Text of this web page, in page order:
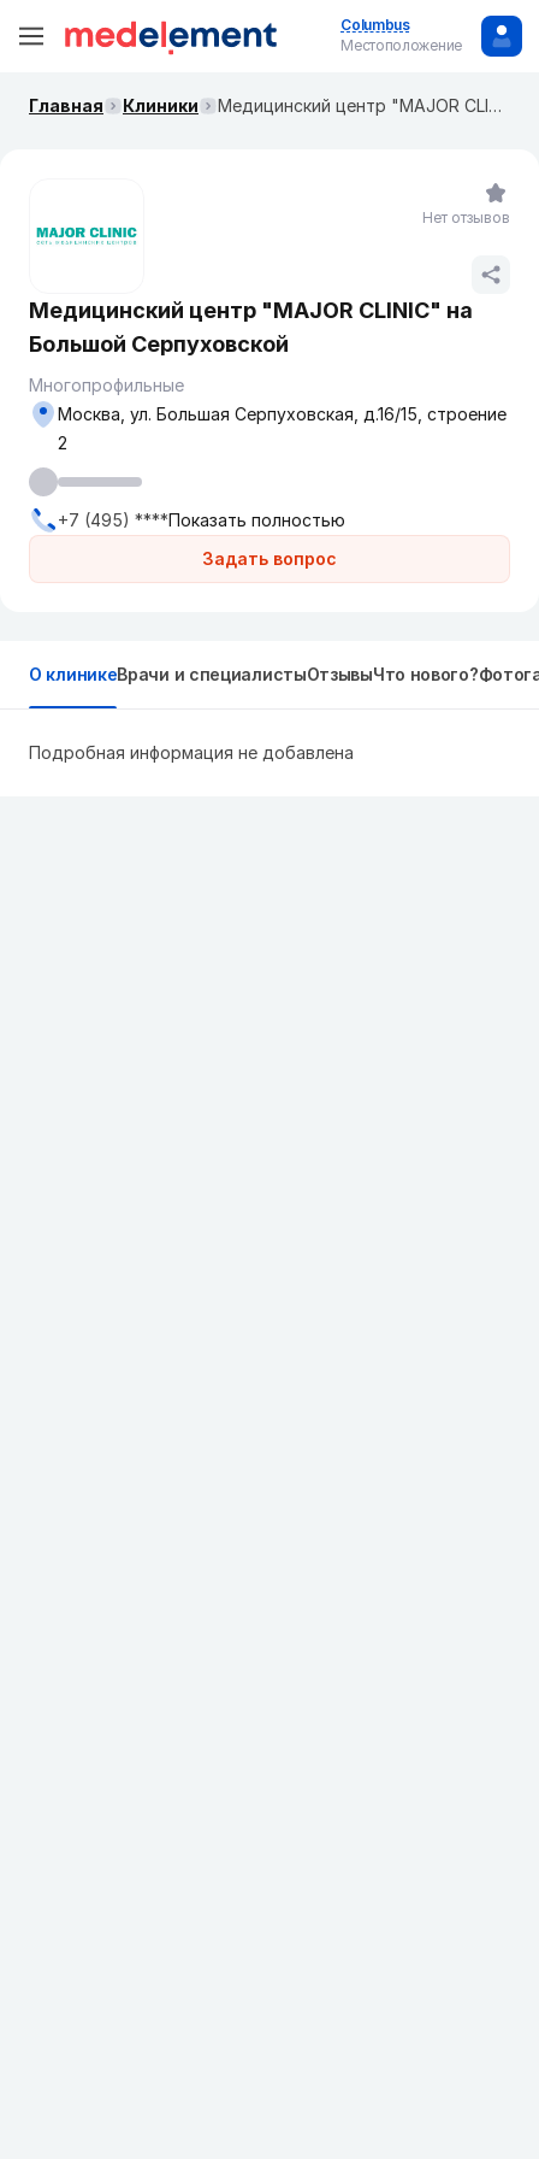
Columbus
Местоположение
Главная Клиники Медицинский центр "MAJOR CLINIC" ​на ​Большой Серпуховской
Медицинский центр "MAJOR CLINIC" ​на ​
Большой Серпуховской
Многопрофильные
Задать вопрос
Москва, ул. ​Большая Серпуховская, д.16/15, строение
2
+7 (495) ****Показать полностью
Нет отзывов
О клиникеВрачи и специалистыОтзывыЧто нового?
Подробная информация не добавлена